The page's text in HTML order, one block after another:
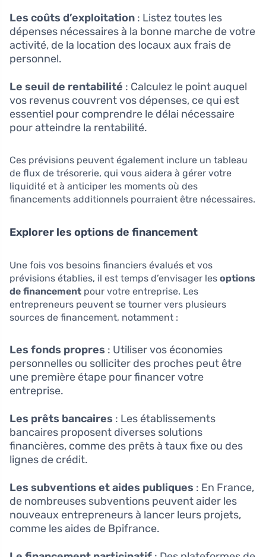
Les coûts d’exploitation : Listez toutes les
dépenses nécessaires à la bonne marche de votre
activité, de la location des locaux aux frais de
personnel.
Le seuil de rentabilité : Calculez le point auquel
vos revenus couvrent vos dépenses, ce qui est
essentiel pour comprendre le délai nécessaire
pour atteindre la rentabilité.
Ces prévisions peuvent également inclure un tableau
de flux de trésorerie, qui vous aidera à gérer votre
liquidité et à anticiper les moments où des
financements additionnels pourraient être nécessaires.
Explorer les options de financement
Une fois vos besoins financiers évalués et vos
prévisions établies, il est temps d’envisager les options
de financement pour votre entreprise. Les
entrepreneurs peuvent se tourner vers plusieurs
sources de financement, notamment :
Les fonds propres : Utiliser vos économies
personnelles ou solliciter des proches peut être
une première étape pour financer votre
entreprise.
Les prêts bancaires : Les établissements
bancaires proposent diverses solutions
financières, comme des prêts à taux fixe ou des
lignes de crédit.
Les subventions et aides publiques : En France,
de nombreuses subventions peuvent aider les
nouveaux entrepreneurs à lancer leurs projets,
comme les aides de Bpifrance.